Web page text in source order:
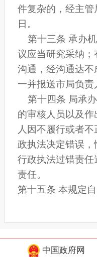
件复杂的，经主
日。
第十三条 承办
议应当研究采纳
沟通，经沟通达
一并报送市局负责
第十四条 局承
的审核人员以及
人因不履行或者
政执法决定错误
行政执法过错责
责任。
第十五条 本规定
中国政府网